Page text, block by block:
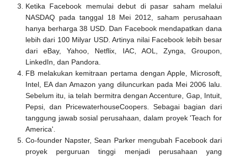
Ketika Facebook memulai debut di pasar saham melalui
NASDAQ pada tanggal 18 Mei 2012, saham perusahaan
hanya berharga 38 USD. Dan Facebook mendapatkan dana
lebih dari 100 Milyar USD. Artinya nilai Facebook lebih besar
dari eBay, Yahoo, Netflix, IAC, AOL, Zynga, Groupon,
LinkedIn, dan Pandora.
FB melakukan kemitraan pertama dengan Apple, Microsoft,
Intel, EA dan Amazon yang diluncurkan pada Mei 2006 lalu.
Sebelum itu, ia telah bermitra dengan Accenture, Gap, Intuit,
Pepsi, dan PricewaterhouseCoopers. Sebagai bagian dari
tanggung jawab sosial perusahaan, dalam proyek 'Teach for
America'.
Co-founder Napster, Sean Parker mengubah Facebook dari
proyek perguruan tinggi menjadi perusahaan yang